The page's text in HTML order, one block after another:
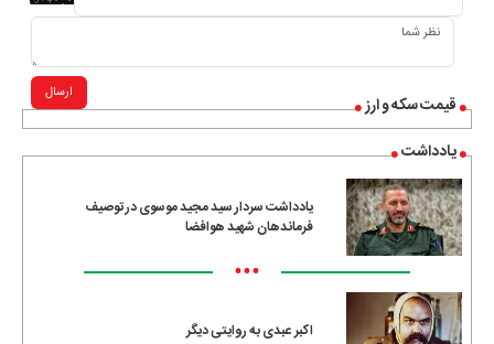
قیمت سکه و ارز
یادداشت
یادداشت سردار سید مجید موسوی در توصیف
فرماندهان شهید هوافضا
•••
اکبر عبدی به روایتی دیگر
ارسال